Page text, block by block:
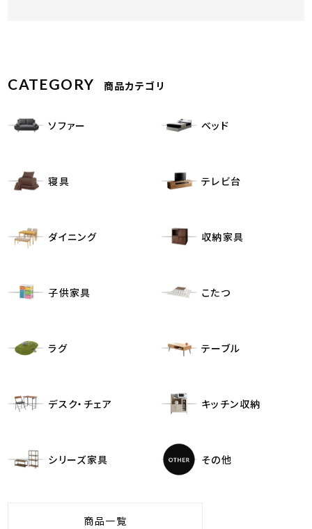
CATEGORY 商品カテゴリ
ソファー ベッド
寝具 テレビ台
ダイニング 収納家具
子供家具 こたつ
ラグ テーブル
デスク・チェア キッチン収納
シリーズ家具 その他
商品一覧